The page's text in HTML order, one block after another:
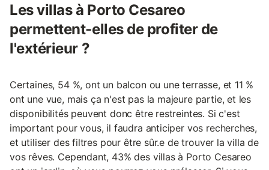
Les villas à Porto Cesareo
permettent-elles de profiter de
l'extérieur ?
Certaines, 54 %, ont un balcon ou une terrasse, et 11 %
ont une vue, mais ça n'est pas la majeure partie, et les
disponibilités peuvent donc être restreintes. Si c'est
important pour vous, il faudra anticiper vos recherches,
et utiliser des filtres pour être sûr.e de trouver la villa de
vos rêves. Cependant, 43% des villas à Porto Cesareo